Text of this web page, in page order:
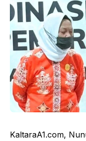
KaltaraA1.com,